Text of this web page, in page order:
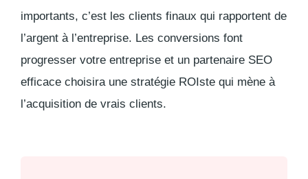
importants, c’est les clients finaux qui rapportent de
l’argent à l’entreprise. Les conversions font
progresser votre entreprise et un partenaire SEO
efficace choisira une stratégie ROIste qui mène à
l’acquisition de vrais clients.